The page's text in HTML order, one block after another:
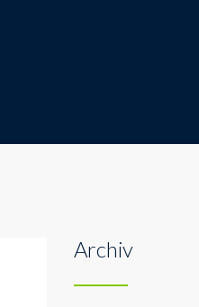
Archiv